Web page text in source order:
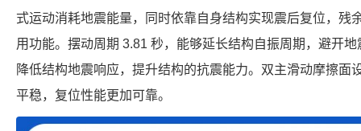
式运动消耗地震能量，同时依靠自身结构实现震后复位，残
用功能。摆动周期 3.81 秒，能够延长结构自振周期，避开
降低结构地震响应，提升结构的抗震能力。双主滑动摩擦面
平稳，复位性能更加可靠。